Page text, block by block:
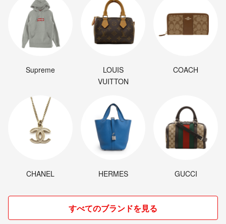
Supreme
LOUIS
VUITTON
COACH
CHANEL HERMES GUCCI
すべてのブランドを見る